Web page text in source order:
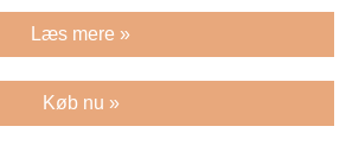
Læs mere »
Køb nu »